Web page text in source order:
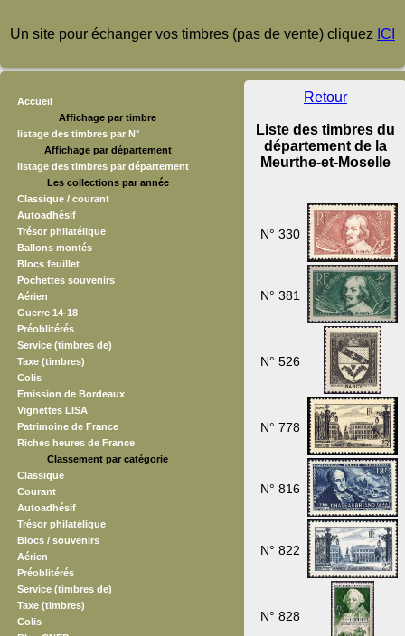
Un site pour échanger vos timbres (pas de vente) cliquez ICI
Accueil
Affichage par timbre
listage des timbres par N°
Affichage par département
listage des timbres par département
Les collections par année
Classique / courant
Autoadhésif
Trésor philatélique
Ballons montés
Blocs feuillet
Pochettes souvenirs
Aérien
Guerre 14-18
Préoblitérés
Service (timbres de)
Taxe (timbres)
Colis
Emission de Bordeaux
Vignettes LISA
Patrimoine de France
Riches heures de France
Classement par catégorie
Classique
Courant
Autoadhésif
Trésor philatélique
Blocs / souvenirs
Aérien
Préoblitérés
Service (timbres de)
Taxe (timbres)
Colis
Retour
Liste des timbres du
département de la
Meurthe-et-Moselle
N° 330
N° 381
N° 526
N° 778
N° 816
N° 822
N° 828